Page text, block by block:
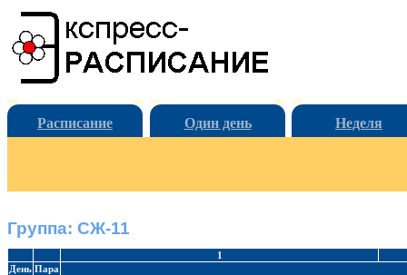
Расписание Один день Неделя
Группа: СЖ-11
1
День Пара